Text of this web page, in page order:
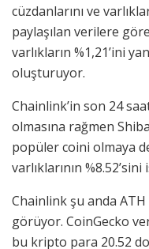
cüzdanlarını ve
paylaşılan verilere
varlıkların %1,21’ini
oluşturuyor.
Chainlink’in son 24
olmasına rağmen
popüler coini olmaya
varlıklarının
Chainlink şu anda ATH
görüyor. CoinGecko
bu kripto para 20.52